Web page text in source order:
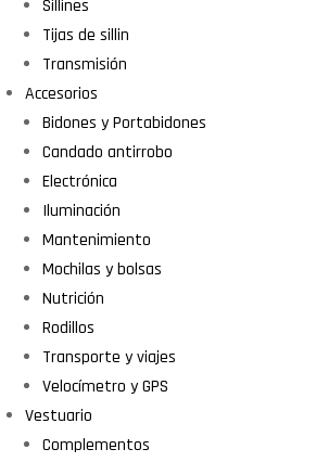
Sillines
Tijas de sillin
Transmisión
Accesorios
Bidones y Portabidones
Candado antirrobo
Electrónica
Iluminación
Mantenimiento
Mochilas y bolsas
Nutrición
Rodillos
Transporte y viajes
Velocímetro y GPS
Vestuario
Complementos